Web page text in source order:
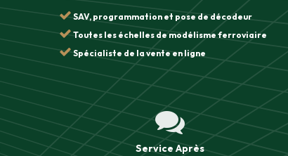
Service Après
SAV, programmation et pose de décodeur
Toutes les échelles de modélisme ferroviaire
Spécialiste de la vente en ligne